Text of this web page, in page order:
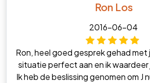
Ron Los
2016-06-04
Ron, heel goed gesprek gehad met
situatie perfect aan en ik waardeer
Ik heb de beslissing genomen om J